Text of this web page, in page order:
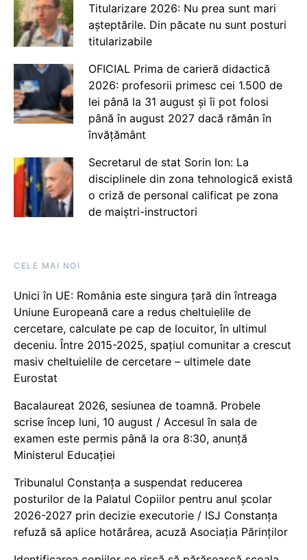
Titularizare 2026: Nu prea sunt mari
așteptările. Din păcate nu sunt posturi
titularizabile
OFICIAL Prima de carieră didactică
2026: profesorii primesc cei 1.500 de
lei până la 31 august și îi pot folosi
până în august 2027 dacă rămân în
învățământ
Secretarul de stat Sorin Ion: La
disciplinele din zona tehnologică există
o criză de personal calificat pe zona
de maiștri-instructori
CELE MAI NOI
Unici în UE: România este singura țară din întreaga
Uniune Europeană care a redus cheltuielile de
cercetare, calculate pe cap de locuitor, în ultimul
deceniu. Între 2015-2025, spațiul comunitar a crescut
masiv cheltuielile de cercetare – ultimele date
Eurostat
Bacalaureat 2026, sesiunea de toamnă. Probele
scrise încep luni, 10 august / Accesul în sala de
examen este permis până la ora 8:30, anunță
Ministerul Educației
Tribunalul Constanța a suspendat reducerea
posturilor de la Palatul Copiilor pentru anul școlar
2026-2027 prin decizie executorie / ISJ Constanța
refuză să aplice hotărârea, acuză Asociația Părinților